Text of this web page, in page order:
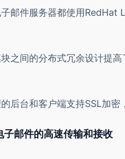
邮件服务器都使用RedHat
之间的分布式冗余设计提
后台和客户端支持SSL加
子邮件的高速传输和接收